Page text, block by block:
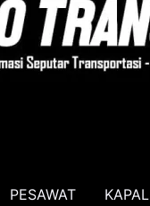
PESAWAT KAPAL